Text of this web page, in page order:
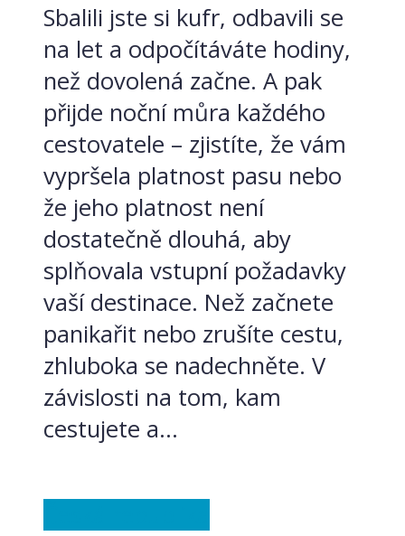
Sbalili jste si kufr, odbavili se
na let a odpočítáváte hodiny,
než dovolená začne. A pak
přijde noční můra každého
cestovatele – zjistíte, že vám
vypršela platnost pasu nebo
že jeho platnost není
dostatečně dlouhá, aby
splňovala vstupní požadavky
vaší destinace. Než začnete
panikařit nebo zrušíte cestu,
zhluboka se nadechněte. V
závislosti na tom, kam
cestujete a...